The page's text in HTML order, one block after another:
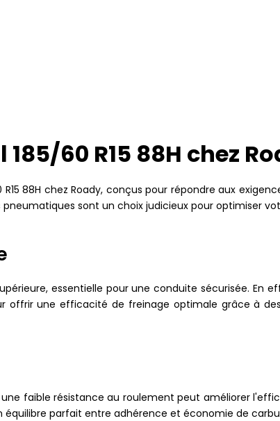
60 R15 88H chez
88H chez Roady, conçus pour répondre aux
sont un choix judicieux pour optimiser
essentielle pour une conduite sécurisée. En
offrir une efficacité de freinage optimale grâce à
faible résistance au roulement peut améliorer
parfait entre adhérence et économie de